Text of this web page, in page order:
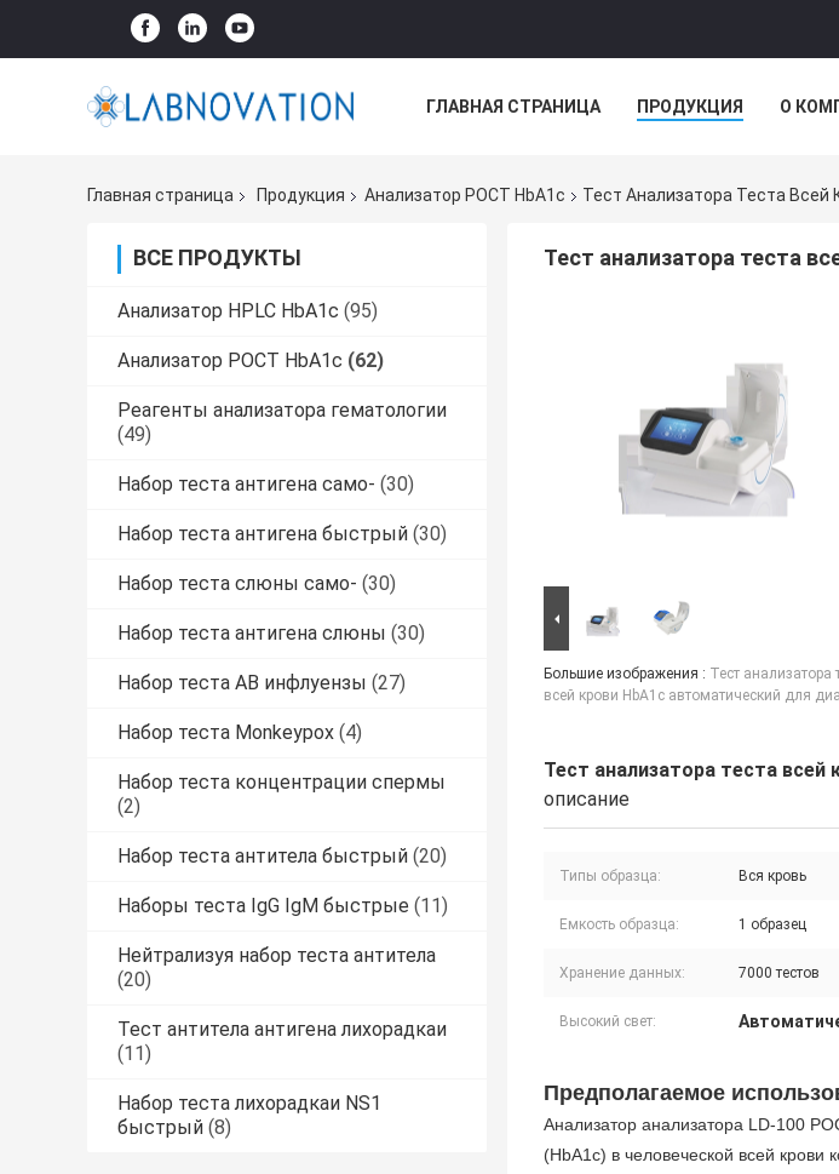
ГЛАВНАЯ СТРАНИЦА ПРОДУКЦИЯ О
Главная страница
Продукция Анализатор POCT HbA1c Тест Анализатора Теста
ВСЕ ПРОДУКТЫ
Анализатор HPLC HbA1c (95)
Анализатор POCT HbA1c (62)
Реагенты анализатора гематологии
(49)
Набор теста антигена само- (30)
Набор теста антигена быстрый (30)
Набор теста слюны само- (30)
Набор теста антигена слюны (30)
Набор теста AB инфлуензы (27)
Набор теста Monkeypox (4)
Набор теста концентрации спермы
(2)
Набор теста антитела быстрый (20)
Наборы теста IgG IgM быстрые (11)
Нейтрализуя набор теста антитела
(20)
Тест антитела антигена лихорадкаи
(11)
Набор теста лихорадкаи NS1
быстрый (8)
Тест анализатора теста
Большие изображения : Тест анализатора
всей крови HbA1c автоматический для
Тест анализатора теста
описание
Типы образца: Вся кровь
Емкость образца: 1 образец
Хранение данных: 7000 тестов
Высокий свет:
Предполагаемое
Анализатор анализатора LD-100
(HbA1c) в человеческой всей крови